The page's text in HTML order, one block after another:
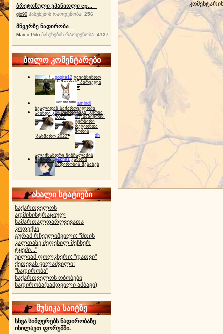
ბრეტონული ეპანიოლი ep...
gio90 პასუხების რაოდენობა:256
მწყერზე ნადირობა
Marco-Polo პასუხების რაოდენობა:4137
ბოლო კომენტარები
gogita12 გავიხსენოთ
"ბაზიერის" პირველი
ტურნირი ❤
amindi
ხვალიდან საქართველოში
ამინდი გაუარესდება
dh სპორტინგი "გურია
2022"
dh "ბაზიერის"
ტურნირი
რეგიონთა
შორის
"ბახმარო 2022"
dh
ალექსანდრე ჩინჩალაძის
მემორიალიgocha1 კანონი
ნადირობის შესახებ
ახალი სტატიები
საქართველოს
ადმინისტრაციულ
სამართალდარღვევათა
კოდექსი
გურამ რჩეულიშვილი: "მთის
კალთაზე შეფენილ მეჩხერ
ტყეში..."
უილიამ ფოლკნერი: "დათვი"
ქეთევან ჭილაშვილი:
"ნადირობა"
საქართველოს ობობები
ნადირობა(ნამდვილი ამბავი)
მუსიკა საიტზე
სხვა სიმღერებს ნადირობაზე
იხილავთ ფორუმში.